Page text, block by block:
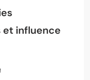
et influence